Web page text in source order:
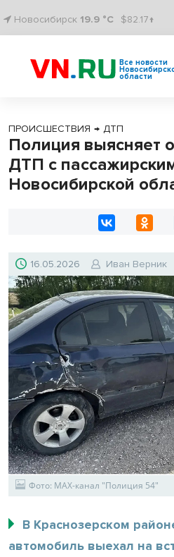
Новосибирск 19.9 °C $82.17↑
Все новости
области
ПРОИСШЕСТВИЯ → ДТП
Полиция выясняет
ДТП с
Новосибирской
16.05.2026 Иван Верник
Фото: MAX-канал "Полиция 54"
В Краснозерском
автомобиль выехал на